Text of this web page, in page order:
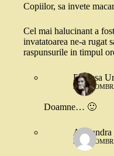
Copiilor, sa invete
Cel mai halucinant a
invatatoarea ne-a rugat
raspunsurile in timpul
Printesa
30
Doamne… 🙂
Alexandra
30